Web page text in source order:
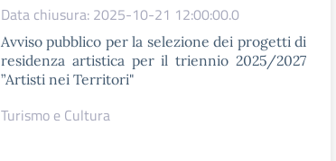
Data chiusura: 2025-10-21 12:00:00.0
Avviso pubblico per la selezione dei progetti di
residenza artistica per il triennio 2025/2027
”Artisti nei Territori"
Turismo e Cultura